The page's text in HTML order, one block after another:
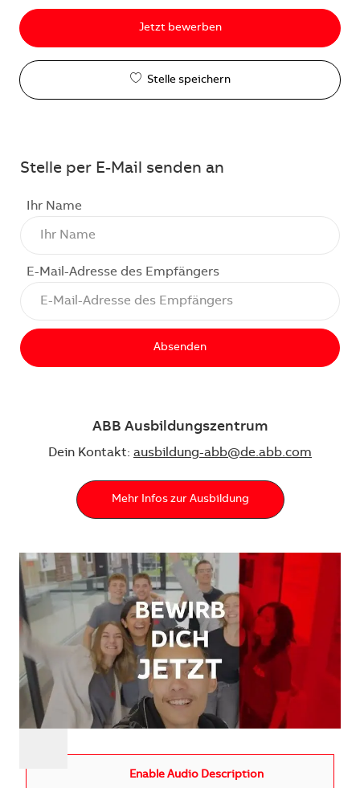
Jetzt bewerben
Stelle speichern
Stelle per E-Mail senden an
Ihr Name
E-Mail-Adresse des Empfängers
Absenden
ABB Ausbildungszentrum
Dein Kontakt: ausbildung-abb@de.abb.com
Mehr Infos zur Ausbildung
Enable Audio Description